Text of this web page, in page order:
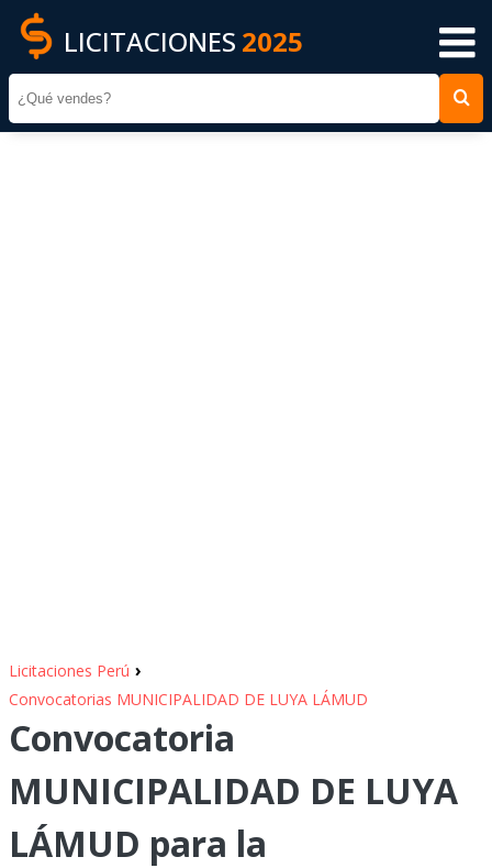
LICITACIONES 2025
Licitaciones Perú ›
Convocatorias MUNICIPALIDAD DE LUYA LÁMUD
Convocatoria
MUNICIPALIDAD DE LUYA
LÁMUD para la